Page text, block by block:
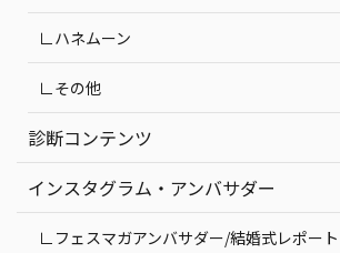
∟ハネムーン
∟その他
診断コンテンツ
インスタグラム・アンバサダー
∟フェスマガアンバサダー/結婚式レポート